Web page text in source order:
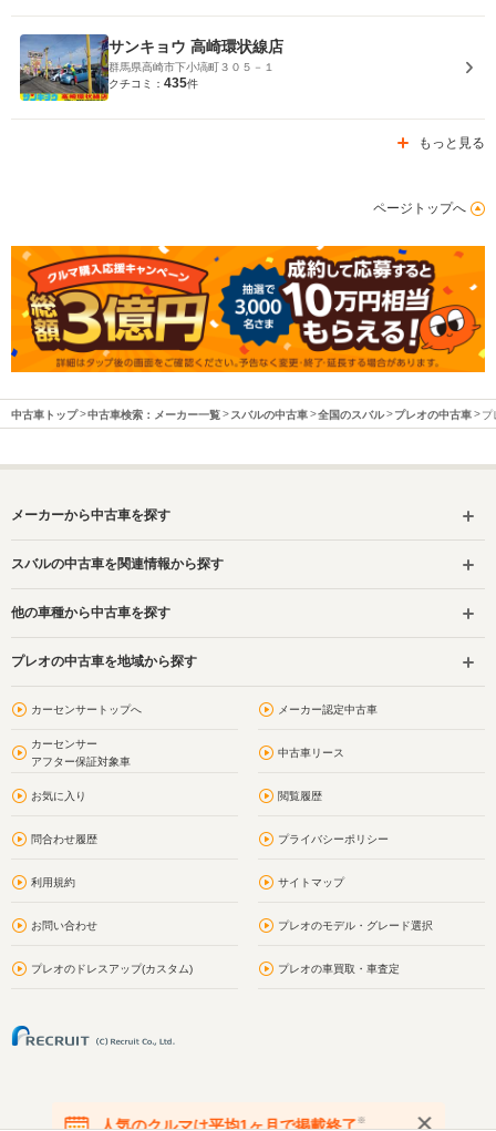
サンキョウ 高崎環状線店
群馬県高崎市下小塙町３０５－１
クチコミ： 435件
もっと見る
ページトップへ
中古車トップ 中古車検索：メーカー一覧 スバルの中古車 全国のスバル プレオの中古車 プ
メーカーから中古車を探す
スバルの中古車を関連情報から探す
他の車種から中古車を探す
プレオの中古車を地域から探す
カーセンサートップへ メーカー認定中古車
カーセンサー
アフター保証対象車
中古車リース
お気に入り 閲覧履歴
問合わせ履歴 プライバシーポリシー
利用規約 サイトマップ
お問い合わせ プレオのモデル・グレード選択
プレオのドレスアップ(カスタム) プレオの車買取・車査定
人気のクルマは平均1ヶ月で掲載終了※